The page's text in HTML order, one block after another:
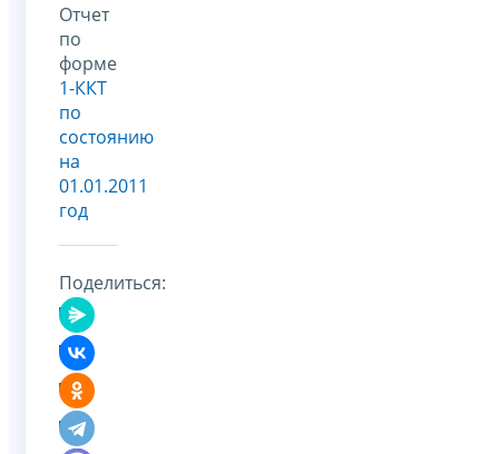
Отчет
по
форме
1-ККТ
по
состоянию
на
01.01.2011
год
Поделиться: